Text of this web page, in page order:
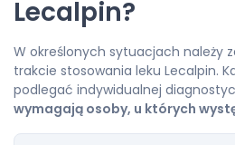
Lecalpin?
W określonych sytuacjach należy
trakcie stosowania leku Lecalpin.
podlegać indywidualnej
wymagają osoby, u których